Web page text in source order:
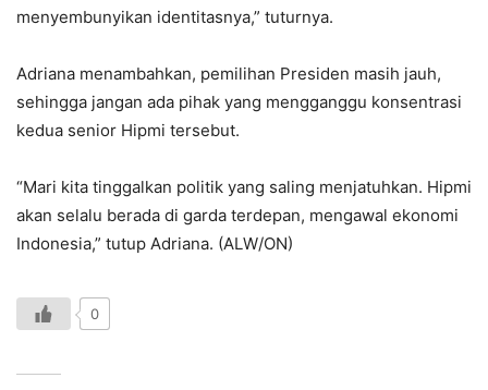
menyembunyikan identitasnya,” tuturnya.
Adriana menambahkan, pemilihan Presiden masih jauh,
sehingga jangan ada pihak yang mengganggu konsentrasi
kedua senior Hipmi tersebut.
“Mari kita tinggalkan politik yang saling menjatuhkan. Hipmi
akan selalu berada di garda terdepan, mengawal ekonomi
Indonesia,” tutup Adriana. (ALW/ON)
0